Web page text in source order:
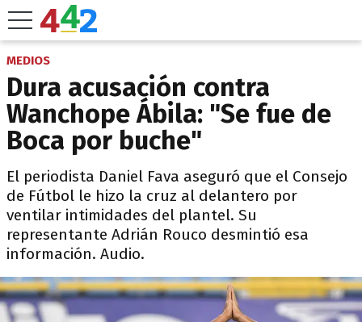
MEDIOS
Dura acusación contra
Wanchope Ábila: "Se fue de
Boca por buche"
El periodista Daniel Fava aseguró que el Consejo
de Fútbol le hizo la cruz al delantero por
ventilar intimidades del plantel. Su
representante Adrián Rouco desmintió esa
información. Audio.